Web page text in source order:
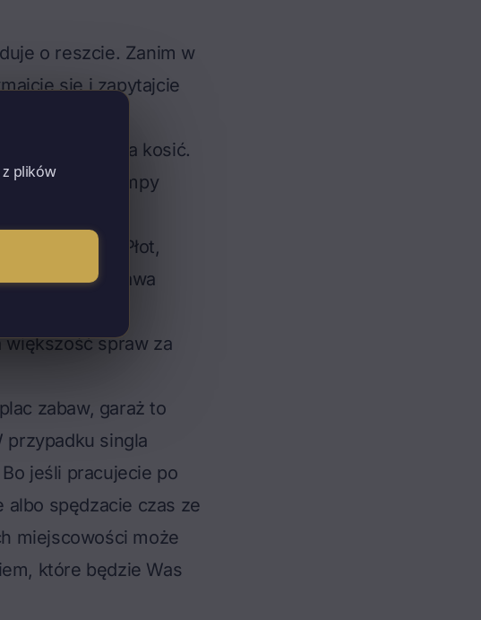
o reszcie. Zanim w
się i zapytajcie
który trzeba kosić.
Kotły, pompy
które trzeba
przyciąć. Płot,
śnieg zimą, trawa
więcej niż w
większość spraw za
zabaw, garaż to
przypadku singla
Bo jeśli pracujecie po
spędzacie czas ze
miejscowości może
które będzie Was
z plików